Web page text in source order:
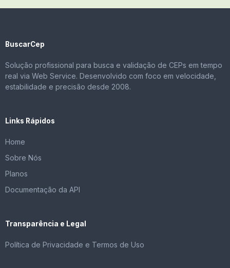
BuscarCep
Solução profissional para busca e validação de CEPs em tempo
real via Web Service. Desenvolvido com foco em velocidade,
estabilidade e precisão desde 2008.
Links Rápidos
Home
Sobre Nós
Planos
Documentação da API
Transparência e Legal
Política de Privacidade e Termos de Uso